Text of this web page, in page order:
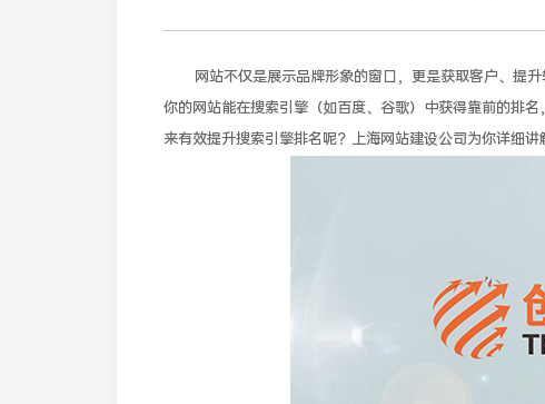
网站不仅是展示品牌形象的窗口，更是获取客户、
你的网站能在搜索引擎（如百度、谷歌）中获得靠前的排
来有效提升搜索引擎排名呢？上海网站建设公司为你详细讲